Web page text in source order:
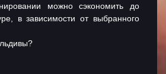
можно сэкономить до
в зависимости от выбранного